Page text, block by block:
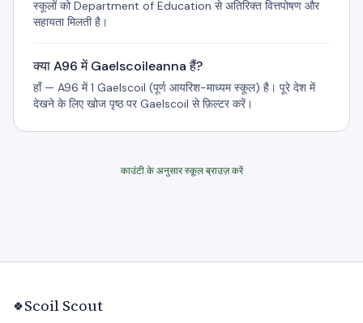
स्कूलों को Department of Education से अतिरिक्त वित्तपोषण और
सहायता मिलती है।
क्या A96 में Gaelscoileanna हैं?
हाँ — A96 में 1 Gaelscoil (पूर्ण आयरिश-माध्यम स्कूल) है। पूरे देश में
देखने के लिए खोज पृष्ठ पर Gaelscoil से फ़िल्टर करें।
काउंटी के अनुसार स्कूल ब्राउज़ करें
🍀Scoil Scout